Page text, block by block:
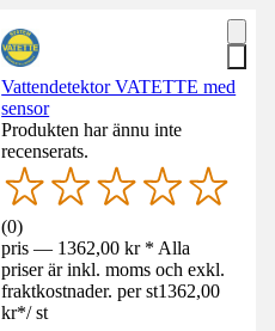
Vattendetektor VATETTE med
sensor
Produkten har ännu inte
recenserats.
(0)
pris — 1362,00 kr * Alla
priser är inkl. moms och exkl.
fraktkostnader. per st1362,00
kr*/ st